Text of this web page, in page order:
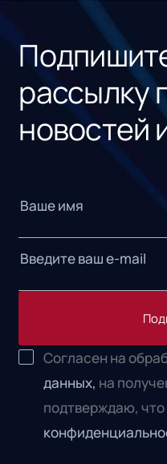
рассылку
новостей
Согласен на
данных, на
подтверждаю,